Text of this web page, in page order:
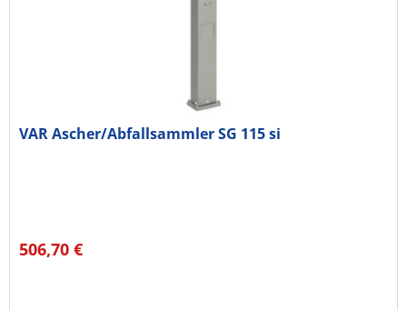
VAR Ascher/Abfallsammler SG 115 si
506,70 €